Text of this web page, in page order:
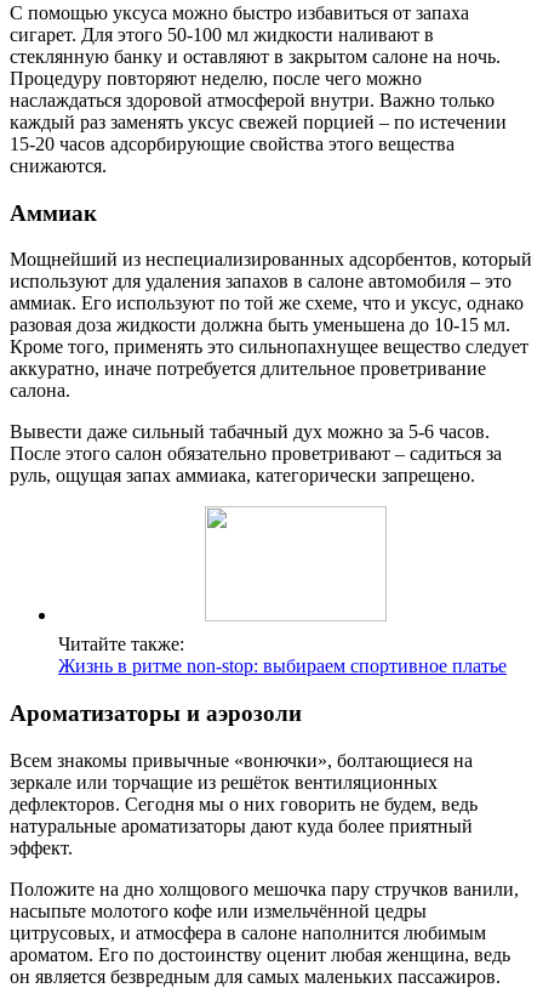
С помощью уксуса можно быстро избавиться от запаха
сигарет. Для этого 50-100 мл жидкости наливают в
стеклянную банку и оставляют в закрытом салоне на ночь.
Процедуру повторяют неделю, после чего можно
наслаждаться здоровой атмосферой внутри. Важно только
каждый раз заменять уксус свежей порцией – по истечении
15-20 часов адсорбирующие свойства этого вещества
снижаются.
Аммиак
Мощнейший из неспециализированных адсорбентов, который
используют для удаления запахов в салоне автомобиля – это
аммиак. Его используют по той же схеме, что и уксус, однако
разовая доза жидкости должна быть уменьшена до 10-15 мл.
Кроме того, применять это сильнопахнущее вещество следует
аккуратно, иначе потребуется длительное проветривание
салона.
Вывести даже сильный табачный дух можно за 5-6 часов.
После этого салон обязательно проветривают – садиться за
руль, ощущая запах аммиака, категорически запрещено.
Читайте также:
Жизнь в ритме non-stop: выбираем спортивное платье
Ароматизаторы и аэрозоли
Всем знакомы привычные «вонючки», болтающиеся на
зеркале или торчащие из решёток вентиляционных
дефлекторов. Сегодня мы о них говорить не будем, ведь
натуральные ароматизаторы дают куда более приятный
эффект.
Положите на дно холщового мешочка пару стручков ванили,
насыпьте молотого кофе или измельчённой цедры
цитрусовых, и атмосфера в салоне наполнится любимым
ароматом. Его по достоинству оценит любая женщина, ведь
он является безвредным для самых маленьких пассажиров.